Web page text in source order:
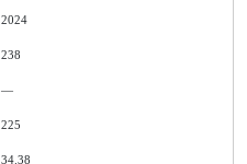
2024
238
—
225
34.38